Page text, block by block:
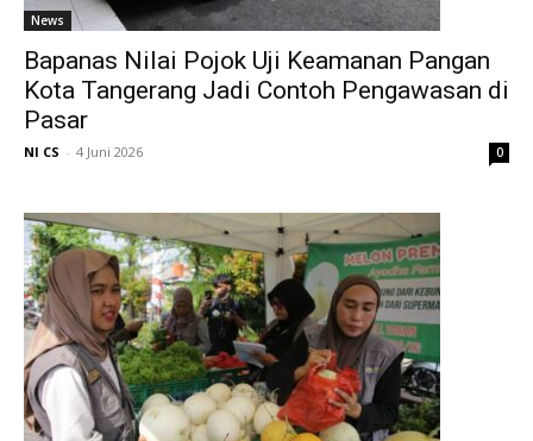
News
Bapanas Nilai Pojok Uji Keamanan Pangan
Kota Tangerang Jadi Contoh Pengawasan di
Pasar
NI CS - 4 Juni 2026 0